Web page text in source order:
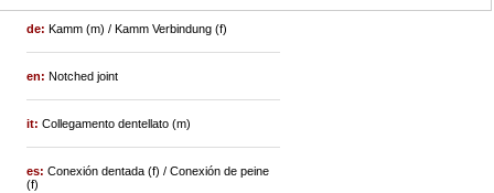
de:Kamm (m) / Kamm Verbindung (f)
en:Notched joint
it:Collegamento dentellato (m)
es:Conexión dentada (f) / Conexión de peine
(f)